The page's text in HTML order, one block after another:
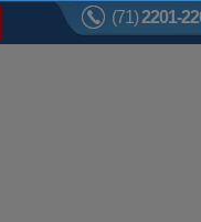
(71)2201-